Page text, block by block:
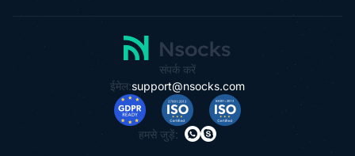
संपर्क करें
ईमेल:support@nsocks.com
हमसे जुड़ें: